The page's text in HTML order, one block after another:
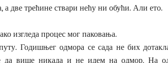
а две трећине ствари нећу ни обући. Али ето.
изгледа процес мог паковања.
Годишњег одмора се сада не бих
да више никада и не идем на одмор. На